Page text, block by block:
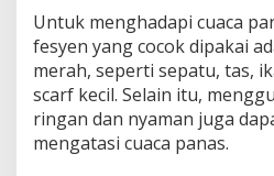
Untuk menghadapi cuaca
fesyen yang cocok dipakai
merah, seperti sepatu, tas,
scarf kecil. Selain itu,
ringan dan nyaman juga
mengatasi cuaca panas.